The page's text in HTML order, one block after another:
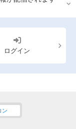
ログイン
ン